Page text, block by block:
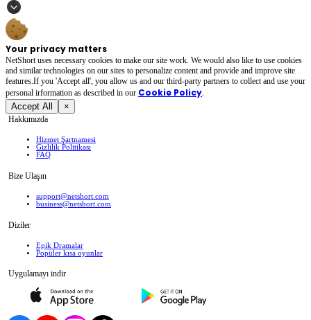
Your privacy matters
NetShort uses necessary cookies to make our site work. We would also like to use cookies
and similar technologies on our sites to personalize content and provide and improve site
features.If you 'Accept all', you allow us and our third-party partners to collect and use your
personal irformation as described in our Cookie Policy.
Accept All ×
Hakkımızda
Hizmet Şartnamesi
Gizlilik Politikası
FAQ
Bize Ulaşın
support@netshort.com
business@netshort.com
Diziler
Epik Dramalar
Popüler kısa oyunlar
Uygulamayı indir